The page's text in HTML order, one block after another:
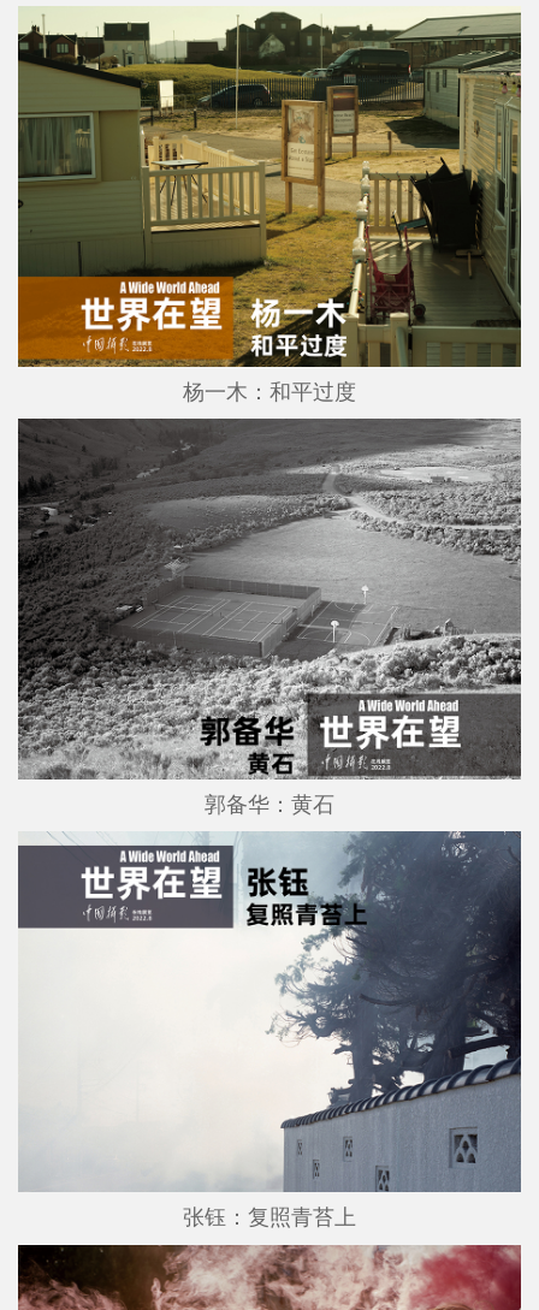
杨一木：和平过度
郭备华：黄石
张钰：复照青苔上